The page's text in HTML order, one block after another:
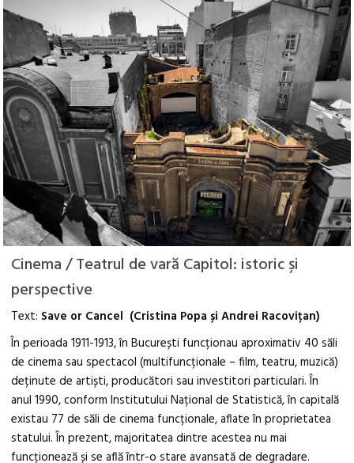
Cinema / Teatrul de vară Capitol: istoric și
perspective
Text: Save or Cancel (Cristina Popa și Andrei Racovițan)
În perioada 1911-1913, în București funcționau aproximativ 40 săli
de cinema sau spectacol (multifuncționale – film, teatru, muzică)
deținute de artiști, producători sau investitori particulari. În
anul 1990, conform Institutului Național de Statistică, în capitală
existau 77 de săli de cinema funcționale, aflate în proprietatea
statului. În prezent, majoritatea dintre acestea nu mai
funcționează și se află într-o stare avansată de degradare.